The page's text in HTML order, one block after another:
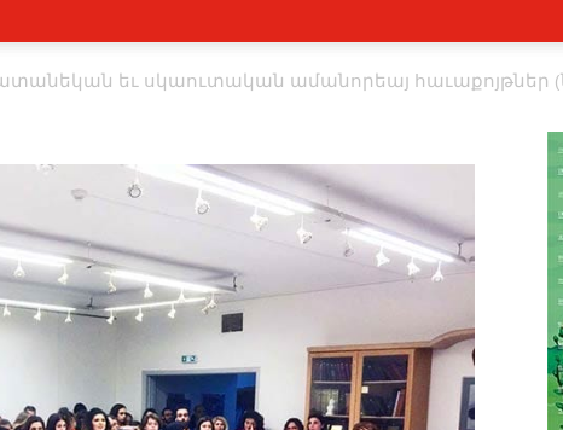
Or
եւ սկաուտական ամանորեայ հաւաքոյթներ